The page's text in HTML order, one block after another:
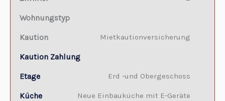
Wohnungstyp
Kaution Mietkautionversicherung
Kaution Zahlung
Etage Erd -und Obergeschoss
Küche Neue Einbauküche mit E-Geräte